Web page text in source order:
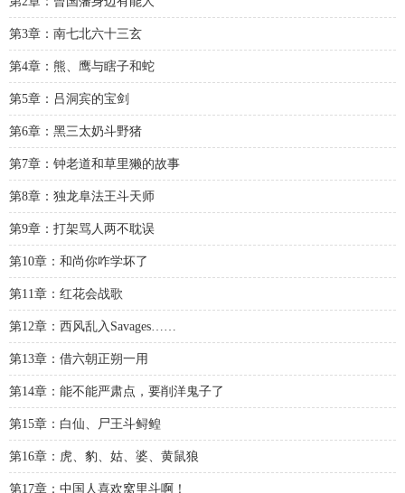
第3章：南七北六十三玄
第4章：熊、鹰与瞎子和蛇
第5章：吕洞宾的宝剑
第6章：黑三太奶斗野猪
第7章：钟老道和草里獭的故事
第8章：独龙阜法王斗天师
第9章：打架骂人两不耽误
第10章：和尚你咋学坏了
第11章：红花会战歌
第12章：西风乱入Savages……
第13章：借六朝正朔一用
第14章：能不能严肃点，要削洋鬼子了
第15章：白仙、尸王斗鲟鳇
第16章：虎、豹、姑、婆、黄鼠狼
第17章：中国人喜欢窝里斗啊！